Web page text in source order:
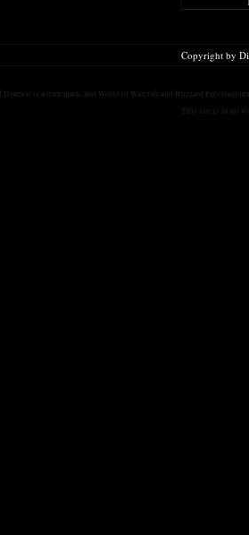
Copyright by
Draenor is a trademark, and World of Warcraft and Blizzard
This site is in no